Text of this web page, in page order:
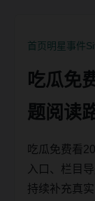
首页明星事件
吃瓜免
题阅读
吃瓜免费看
入口、栏目
持续补充真